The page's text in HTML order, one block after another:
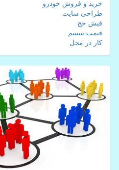
خرید و فروش خودرو
طراحی سایت
فیش حج
قیمت بیسیم
کار در محل